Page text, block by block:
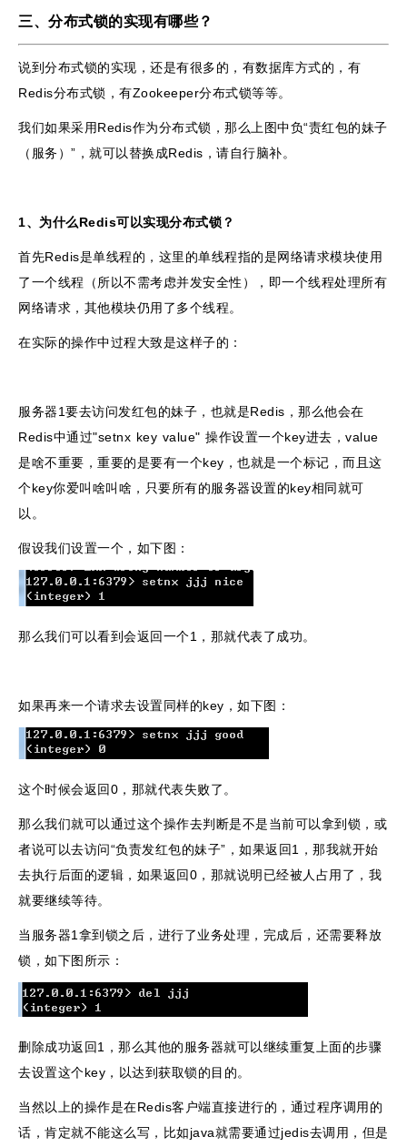
三、分布式锁的实现有哪些？
说到分布式锁的实现，还是有很多的，有数据库方式的，有
Redis分布式锁，有Zookeeper分布式锁等等。
我们如果采用Redis作为分布式锁，那么上图中负“责红包的妹子
（服务）”，就可以替换成Redis，请自行脑补。
1、为什么Redis可以实现分布式锁？
首先Redis是单线程的，这里的单线程指的是网络请求模块使用
了一个线程（所以不需考虑并发安全性），即一个线程处理所有
网络请求，其他模块仍用了多个线程。
在实际的操作中过程大致是这样子的：
服务器1要去访问发红包的妹子，也就是Redis，那么他会在
Redis中通过"setnx key value" 操作设置一个key进去，value
是啥不重要，重要的是要有一个key，也就是一个标记，而且这
个key你爱叫啥叫啥，只要所有的服务器设置的key相同就可
以。
假设我们设置一个，如下图：
那么我们可以看到会返回一个1，那就代表了成功。
如果再来一个请求去设置同样的key，如下图：
这个时候会返回0，那就代表失败了。
那么我们就可以通过这个操作去判断是不是当前可以拿到锁，或
者说可以去访问“负责发红包的妹子”，如果返回1，那我就开始
去执行后面的逻辑，如果返回0，那就说明已经被人占用了，我
就要继续等待。
当服务器1拿到锁之后，进行了业务处理，完成后，还需要释放
锁，如下图所示：
删除成功返回1，那么其他的服务器就可以继续重复上面的步骤
去设置这个key，以达到获取锁的目的。
当然以上的操作是在Redis客户端直接进行的，通过程序调用的
话，肯定就不能这么写，比如java就需要通过jedis去调用，但是